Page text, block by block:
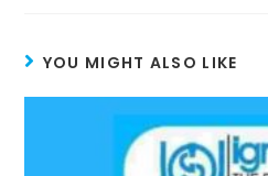
A
p
p
st
YOU MIGHT ALSO LIKE